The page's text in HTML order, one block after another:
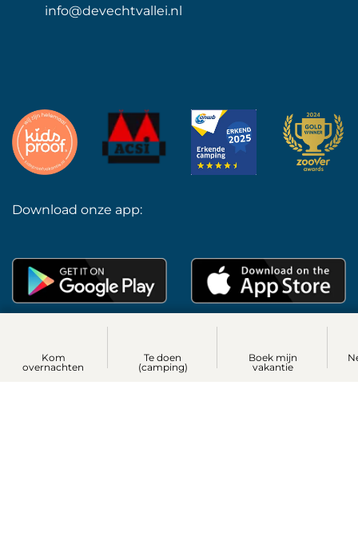
Kom
overnachten
Te doen
(camping)
Boek mijn
vakantie
info@devechtvallei.nl
Download onze app:
Privacyverklaring en cookiebeleid